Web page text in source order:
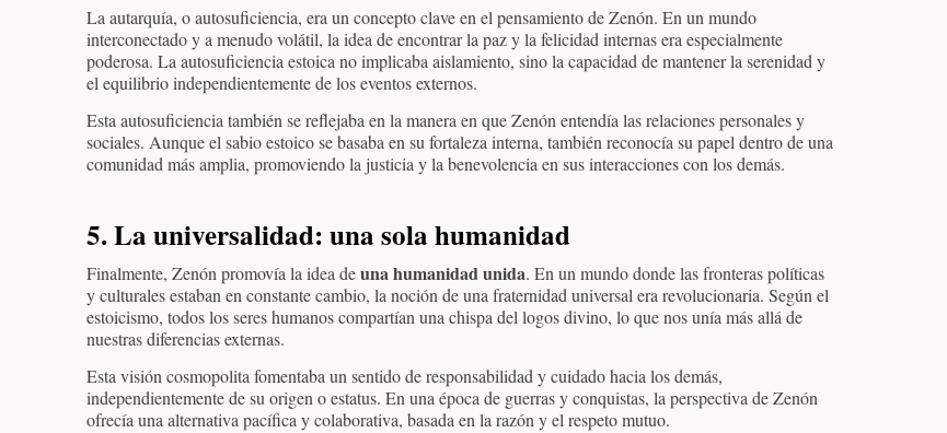
La autarquía, o autosuficiencia, era un concepto clave en el pensamiento de Zenón. En un mundo
interconectado y a menudo volátil, la idea de encontrar la paz y la felicidad internas era especialmente
poderosa. La autosuficiencia estoica no implicaba aislamiento, sino la capacidad de mantener la serenidad y
el equilibrio independientemente de los eventos externos.
Esta autosuficiencia también se reflejaba en la manera en que Zenón entendía las relaciones personales y
sociales. Aunque el sabio estoico se basaba en su fortaleza interna, también reconocía su papel dentro de una
comunidad más amplia, promoviendo la justicia y la benevolencia en sus interacciones con los demás.
5. La universalidad: una sola humanidad
Finalmente, Zenón promovía la idea deuna humanidad unida. En un mundo donde las fronteras políticas
y culturales estaban en constante cambio, la noción de una fraternidad universal era revolucionaria. Según el
estoicismo, todos los seres humanos compartían una chispa del logos divino, lo que nos unía más allá de
nuestras diferencias externas.
Esta visión cosmopolita fomentaba un sentido de responsabilidad y cuidado hacia los demás,
independientemente de su origen o estatus. En una época de guerras y conquistas, la perspectiva de Zenón
ofrecía una alternativa pacífica y colaborativa, basada en la razón y el respeto mutuo.